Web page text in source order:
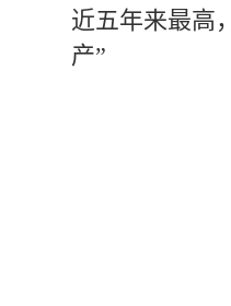
近五年来最高
产”